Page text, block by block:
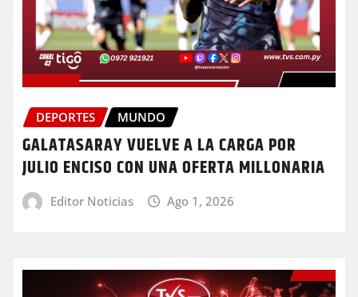
DEPORTES MUNDO
GALATASARAY VUELVE A LA CARGA POR
JULIO ENCISO CON UNA OFERTA MILLONARIA
Editor Noticias Ago 1, 2026